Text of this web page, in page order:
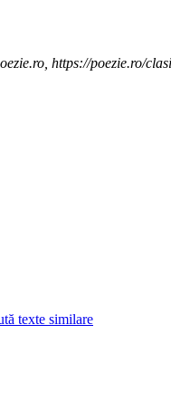
https://poezie.ro/
texte similare